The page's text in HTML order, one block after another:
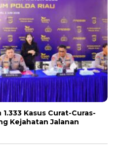
Kasus Curat-Curas-
Kejahatan Jalanan